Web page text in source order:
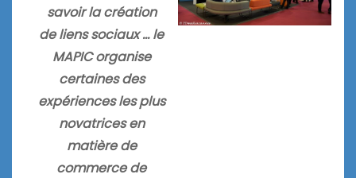
savoir la création
de liens sociaux … le
MAPIC organise
certaines des
expériences les plus
novatrices en
matière de
commerce de